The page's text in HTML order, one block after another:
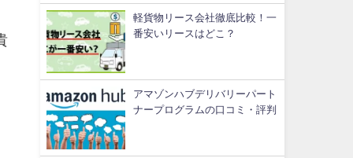
軽貨物リース会社徹底比較！一
番安いリースはどこ？
アマゾンハブデリバリーパート
ナープログラムの口コミ・評判